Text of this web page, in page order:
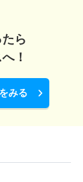
ら
！
みる